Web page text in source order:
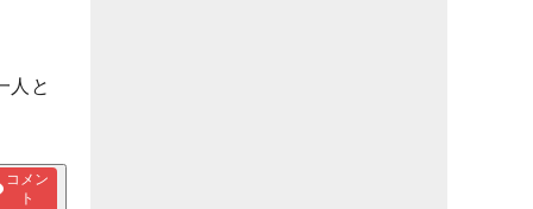
人と
コメン
ト